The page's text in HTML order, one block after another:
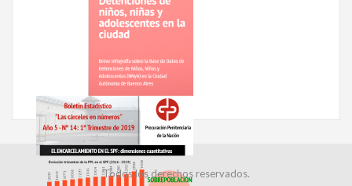
Todos los derechos reservados.